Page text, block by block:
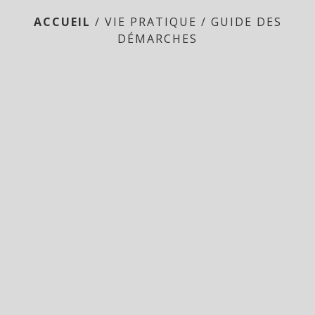
ACCUEIL / VIE PRATIQUE / GUIDE DES
DÉMARCHES